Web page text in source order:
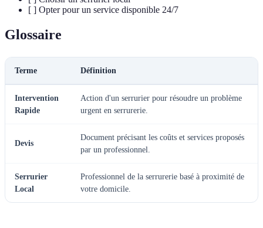
[ ] Opter pour un service disponible 24/7
Glossaire
Terme Définition
Intervention
Rapide
Action d'un serrurier pour résoudre un problème
urgent en serrurerie.
Devis
Document précisant les coûts et services proposés
par un professionnel.
Serrurier
Local
Professionnel de la serrurerie basé à proximité de
votre domicile.